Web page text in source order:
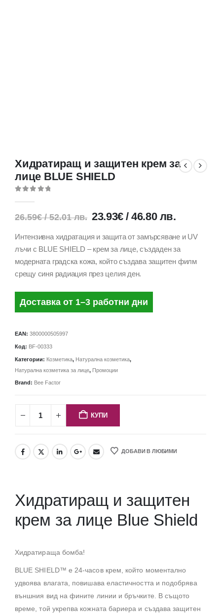
Хидратиращ и защитен крем за
лице BLUE SHIELD
26.59€ /52.01лв. 23.93€ /46.80 лв.
Интензивна хидратация и защита от замърсяване и UV
лъчи с BLUE SHIELD – крем за лице, създаден за
модерната градска кожа, който създава защитен филм
срещу синя радиация през целия ден.
Доставка от 1–3 работни дни
EAN: 3800000505997
Код: BF-00333
Категории: Козметика, Натурална козметика,
Натурална козметика за лице, Промоции
Brand: Bee Factor
КУПИ
ДОБАВИ В ЛЮБИМИ
Хидратиращ и защитен
крем за лице Blue Shield
Хидратираща бомба!
BLUE SHIELD™ е 24-часов крем, който моментално
удвоява влагата, повишава еластичността и подобрява
външния вид на фините линии и бръчките. В същото
време, той укрепва кожната бариера и създава защитен